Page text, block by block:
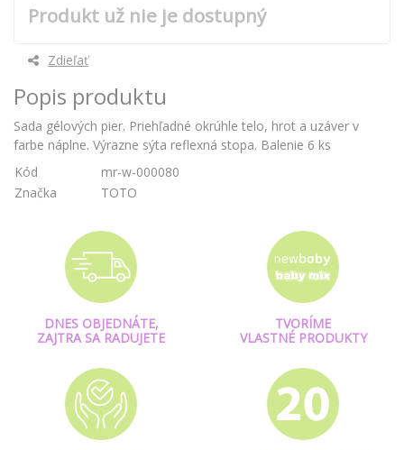
Produkt už nie je dostupný
Zdieľať
Popis produktu
Sada gélových pier. Priehľadné okrúhle telo, hrot a uzáver v
farbe náplne. Výrazne sýta reflexná stopa. Balenie 6 ks
Kód
mr-w-000080
Značka
TOTO
DNES OBJEDNÁTE,
ZAJTRA SA RADUJETE
TVORÍME
VLASTNÉ PRODUKTY